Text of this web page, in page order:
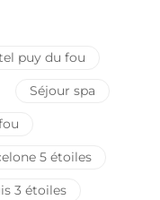
puy du fou
Séjour spa
5 étoiles
3 étoiles